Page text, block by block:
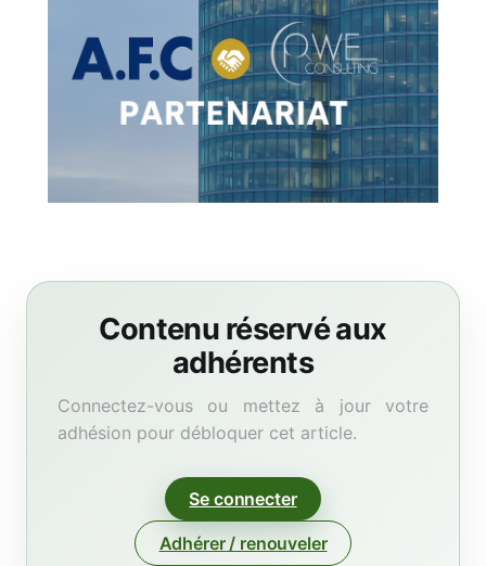
Contenu réservé aux
adhérents
Connectez-vous ou mettez à jour votre
adhésion pour débloquer cet article.
Se connecter
Adhérer / renouveler